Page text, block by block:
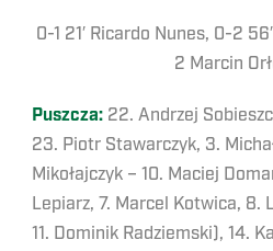
0-1 21′ Ricardo Nunes, 0-2
2 Marcin
Puszcza: 22. Andrzej
23. Piotr Stawarczyk, 3.
Mikołajczyk – 10. Maciej
Lepiarz, 7. Marcel Kotwica, 8.
11. Dominik Radziemski), 14.